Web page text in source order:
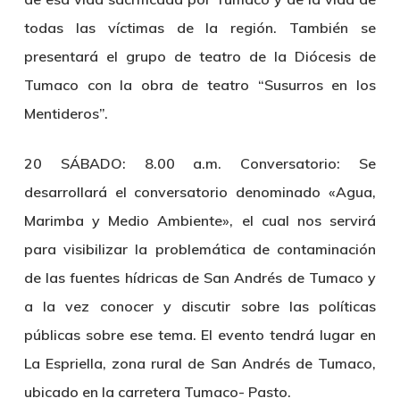
todas las víctimas de la región. También se
presentará el grupo de teatro de la Diócesis de
Tumaco con la obra de teatro “Susurros en los
Mentideros”.
20 SÁBADO: 8.00 a.m. Conversatorio: Se
desarrollará el conversatorio denominado «Agua,
Marimba y Medio Ambiente», el cual nos servirá
para visibilizar la problemática de contaminación
de las fuentes hídricas de San Andrés de Tumaco y
a la vez conocer y discutir sobre las políticas
públicas sobre ese tema. El evento tendrá lugar en
La Espriella, zona rural de San Andrés de Tumaco,
ubicado en la carretera Tumaco- Pasto.